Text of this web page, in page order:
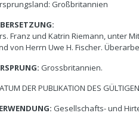
Großbritannien
Franz und Katrin Riemann, unter
von Herrn Uwe H. Fischer.
Grossbritannien.
DER PUBLIKATION DES
Gesellschafts- und